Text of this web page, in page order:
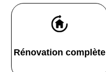
Rénovation complète